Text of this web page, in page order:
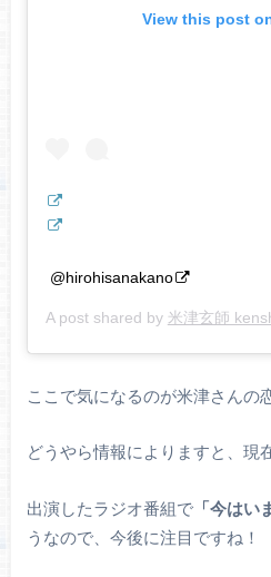
View this post
@hirohisanakano
A post shared by 米津玄師
ここで気になるのが米津さんの
どうやら情報によりますと、現
出演したラジオ番組で「今はい
うなので、今後に注目ですね！